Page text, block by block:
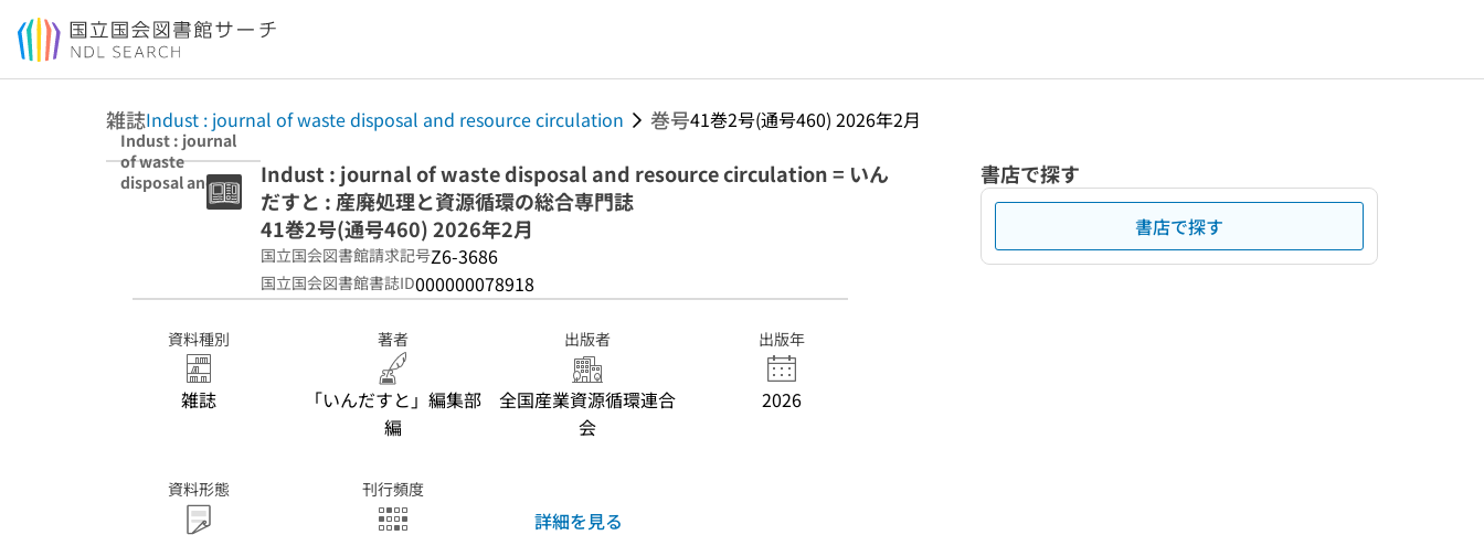
本文へ移動
雑誌Indust : journal of waste disposal and resource circulation 巻号41巻2号(通号460) 2026年2月
Indust : journal
of waste
disposal and
Indust : journal of waste disposal and resource circulation = いん
だすと : 産廃処理と資源循環の総合専門誌
41巻2号(通号460) 2026年2月
国立国会図書館請求記号Z6-3686
国立国会図書館書誌ID000000078918
資料種別
雑誌
著者
「いんだすと」編集部
編
出版者
全国産業資源循環連合
会
出版年
2026
資料形態 刊行頻度
詳細を見る
書店で探す
書店で探す